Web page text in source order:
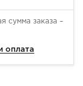
сумма заказа –
оплата